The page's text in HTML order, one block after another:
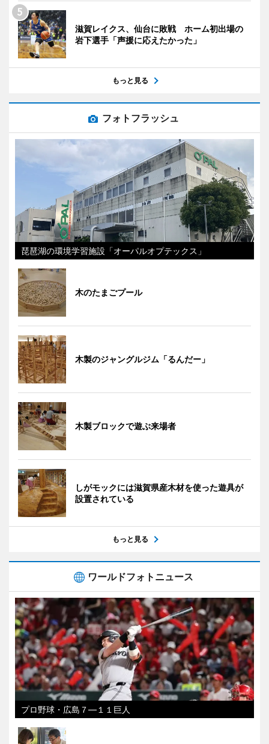
滋賀レイクス、仙台に敗戦 ホーム初出場の
岩下選手「声援に応えたかった」
もっと見る
フォトフラッシュ
琵琶湖の環境学習施設「オーパルオプテックス」
木のたまごプール
木製のジャングルジム「るんだー」
木製ブロックで遊ぶ来場者
しがモックには滋賀県産木材を使った遊具が
設置されている
もっと見る
ワールドフォトニュース
プロ野球・広島７―１１巨人